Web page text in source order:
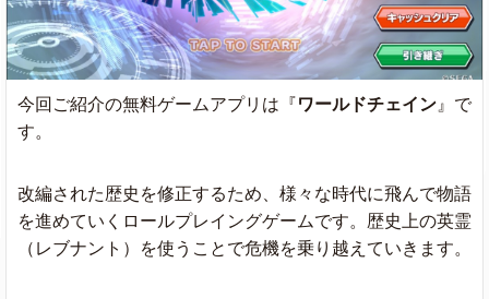
今回ご紹介の無料ゲームアプリは『ワールドチェイン 』で
す。
改編された歴史を修正するため、様々な時代に飛んで物語
を進めていくロールプレイングゲームです。歴史上の英霊
（レブナント）を使うことで危機を乗り越えていきます。